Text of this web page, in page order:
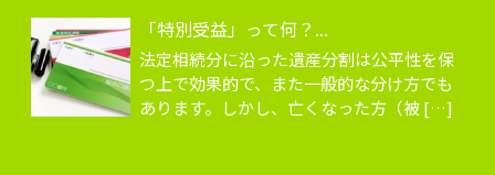
「特別受益」って何？...
法定相続分に沿った遺産分割は公平性を保
つ上で効果的で、また一般的な分け方でも
あります。しかし、亡くなった方（被 […]